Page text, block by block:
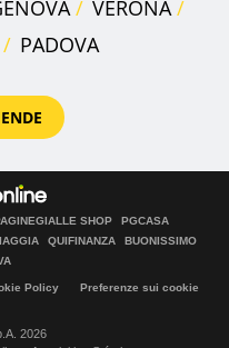
VERONA
PADOVA
SHOP
PGCASA
QUIFINANZA
BUONISSIMO
Policy
Preferenze sui cookie
2026